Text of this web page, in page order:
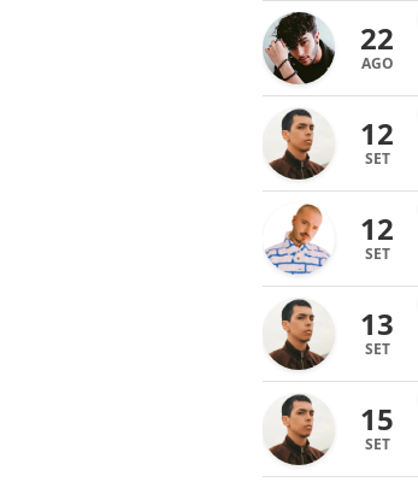
22
AGO
12
SET
12
SET
13
SET
15
SET